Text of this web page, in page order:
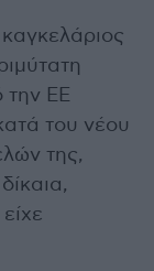
την ΕΕ
του νέου
της,